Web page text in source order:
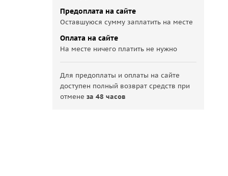
Предоплата на сайте
Оставшуюся сумму заплатить на месте
Оплата на сайте
На месте ничего платить не нужно
Для предоплаты и оплаты на сайте
доступен полный возврат средств при
отменеза 48 часов